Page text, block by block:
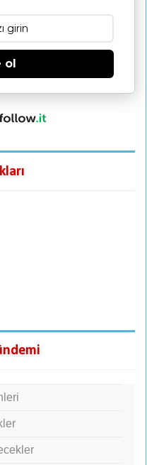
ol